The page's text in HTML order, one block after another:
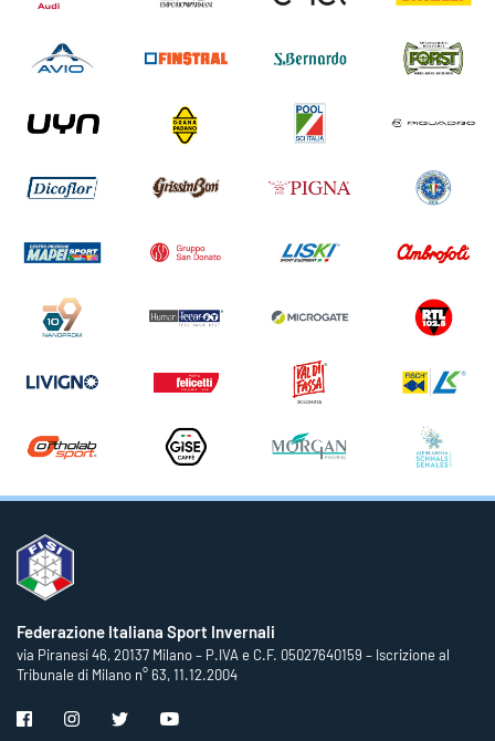
Federazione Italiana Sport Invernali
via Piranesi 46, 20137 Milano – P.IVA e C.F. 05027640159 – Iscrizione al
Tribunale di Milano n° 63, 11.12.2004